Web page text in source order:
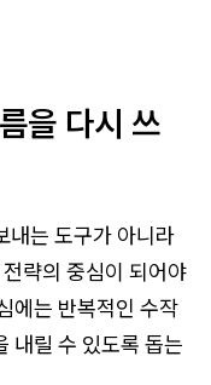
을 다시 쓰
내는 도구가 아니라
략의 중심이 되어야
에는 반복적인 수작
내릴 수 있도록 돕는